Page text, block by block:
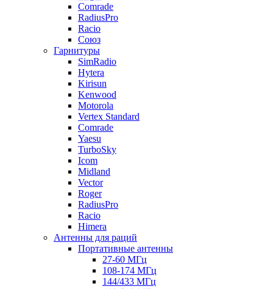
Comrade
RadiusPro
Racio
Союз
Гарнитуры
SimRadio
Hytera
Kirisun
Kenwood
Motorola
Vertex Standard
Comrade
Yaesu
TurboSky
Icom
Midland
Vector
Roger
RadiusPro
Racio
Himera
Антенны для раций
Портативные антенны
27-60 МГц
108-174 МГц
144/433 МГц